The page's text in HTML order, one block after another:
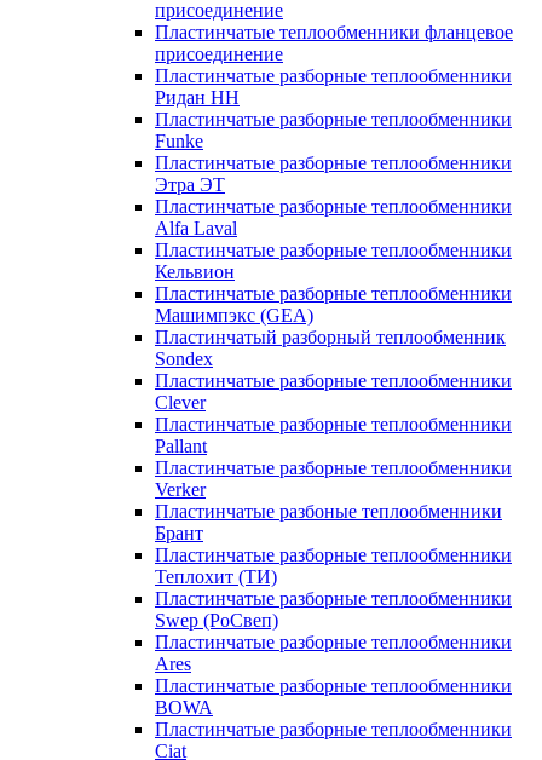
присоединение
Пластинчатые теплообменники фланцевое
присоединение
Пластинчатые разборные теплообменники
Ридан НН
Пластинчатые разборные теплообменники
Funke
Пластинчатые разборные теплообменники
Этра ЭТ
Пластинчатые разборные теплообменники
Alfa Laval
Пластинчатые разборные теплообменники
Кельвион
Пластинчатые разборные теплообменники
Машимпэкс (GEA)
Пластинчатый разборный теплообменник
Sondex
Пластинчатые разборные теплообменники
Clever
Пластинчатые разборные теплообменники
Pallant
Пластинчатые разборные теплообменники
Verker
Пластинчатые разбоные теплообменники
Брант
Пластинчатые разборные теплообменники
Теплохит (ТИ)
Пластинчатые разборные теплообменники
Swep (РоСвеп)
Пластинчатые разборные теплообменники
Ares
Пластинчатые разборные теплообменники
BOWA
Пластинчатые разборные теплообменники
Ciat